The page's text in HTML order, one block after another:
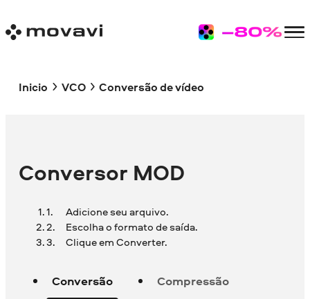
Inicio VCO Conversão de vídeo
Conversor MOD
Adicione seu arquivo.
Escolha o formato de saída.
Clique em Converter.
Conversão Compressão